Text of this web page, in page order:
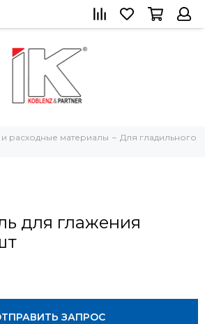
расходные материалы
Для гладильного
для глажения
ЗАПРОС